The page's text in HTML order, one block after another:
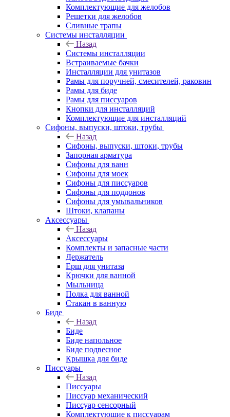
Комплектующие для желобов
Решетки для желобов
Сливные трапы
Системы инсталляции
Назад
Системы инсталляции
Встраиваемые бачки
Инсталляции для унитазов
Рамы для поручней, смесителей, раковин
Рамы для биде
Рамы для писсуаров
Кнопки для инсталляций
Комплектующие для инсталляций
Сифоны, выпуски, штоки, трубы
Назад
Сифоны, выпуски, штоки, трубы
Запорная арматура
Сифоны для ванн
Сифоны для моек
Сифоны для писсуаров
Сифоны для поддонов
Сифоны для умывальников
Штоки, клапаны
Аксессуары
Назад
Аксессуары
Комплекты и запасные части
Держатель
Ерш для унитаза
Крючки для ванной
Мыльница
Полка для ванной
Стакан в ванную
Биде
Назад
Биде
Биде напольное
Биде подвесное
Крышка для биде
Писсуары
Назад
Писсуары
Писсуар механический
Писсуар сенсорный
Комплектующие к писсуарам